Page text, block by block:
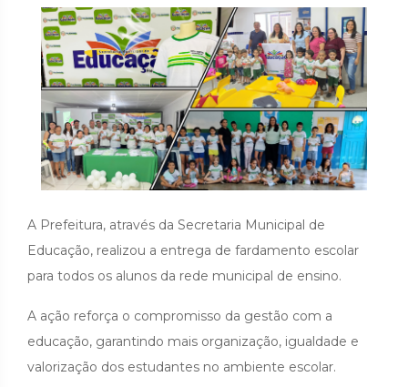
A Prefeitura, através da Secretaria Municipal de
Educação, realizou a entrega de fardamento escolar
para todos os alunos da rede municipal de ensino.
A ação reforça o compromisso da gestão com a
educação, garantindo mais organização, igualdade e
valorização dos estudantes no ambiente escolar.